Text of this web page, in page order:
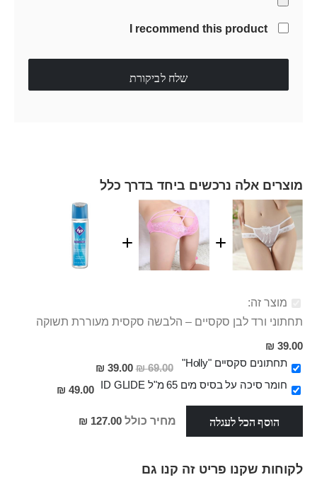
I recommend this product
שלח לביקורת
מוצרים אלה נרכשים ביחד בדרך כלל
מוצר זה:
תחתוני ורד לבן סקסיים – הלבשה סקסית מעוררת תשוקה
39.00 ₪
תחתונים סקסיים "Holly"
69.00 ₪
מחיר
מבצע
39.00 ₪
חומר סיכה על בסיס מים 65 מ"ל ID GLIDE
49.00 ₪
הוסף הכל לעגלה מחיר כולל 127.00 ₪
לקוחות שקנו פריט זה קנו גם